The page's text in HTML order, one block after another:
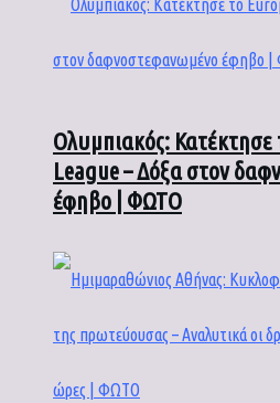
Ολυμπιακός:
League – Δόξα στον
έφηβο | ΦΩΤΟ